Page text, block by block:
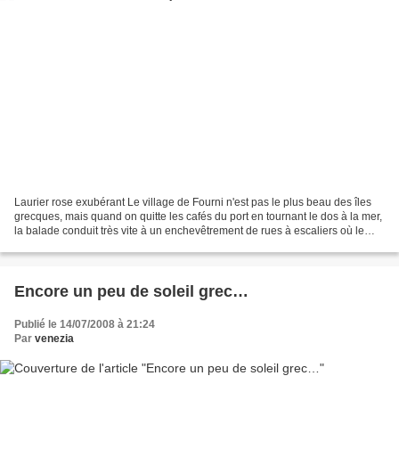
Laurier rose exubérant Le village de Fourni n'est pas le plus beau des îles
grecques, mais quand on quitte les cafés du port en tournant le dos à la mer,
la balade conduit très vite à un enchevêtrement de rues à escaliers où le
Encore un peu de soleil grec…
Publié le 14/07/2008 à 21:24
Par venezia